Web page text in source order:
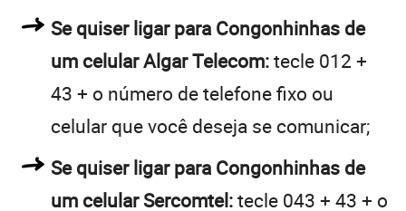
Se quiser ligar para Congonhinhas de
um celular Algar Telecom:tecle 012 +
43 + o número de telefone fixo ou
celular que você deseja se comunicar;
Se quiser ligar para Congonhinhas de
um celular Sercomtel:tecle 043 + 43 + o